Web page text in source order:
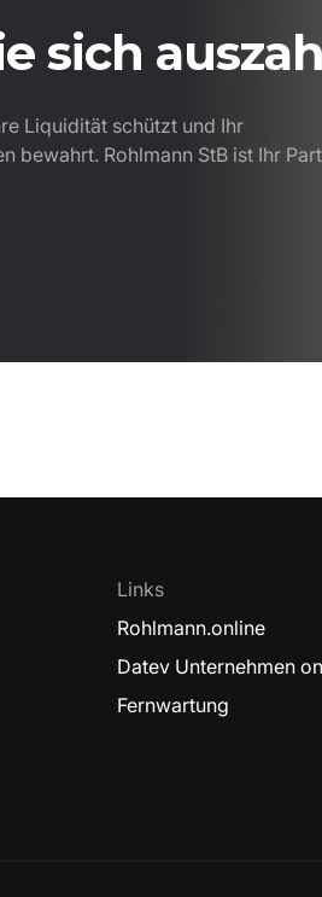
sich
Liquidität schützt und Ihr
bewahrt. Rohlmann StB ist Ihr
Links
Rohlmann.online
Datev Unternehmen
Fernwartung